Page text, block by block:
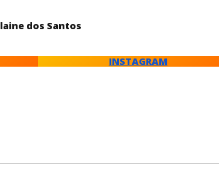
dos Santos
INSTAGRAM